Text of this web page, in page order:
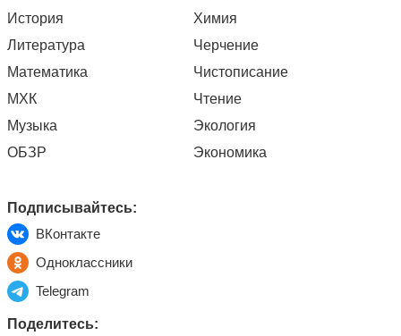
История
Литература
Математика
МХК
Музыка
ОБЗР
Химия
Черчение
Чистописание
Чтение
Экология
Экономика
Подписывайтесь:
ВКонтакте
Одноклассники
Telegram
Поделитесь: